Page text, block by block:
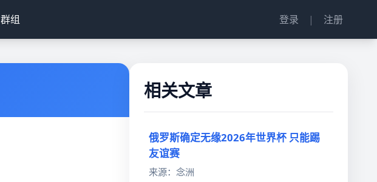
群组 登录 | 注册
相关文章
俄罗斯确定无缘2026年世界杯 只能踢
友谊赛
来源：念洲